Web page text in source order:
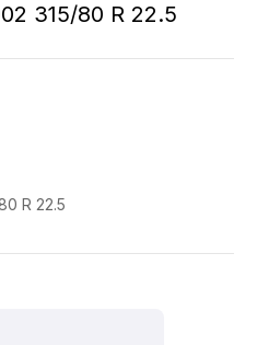
315/80 R 22.5
R 22.5